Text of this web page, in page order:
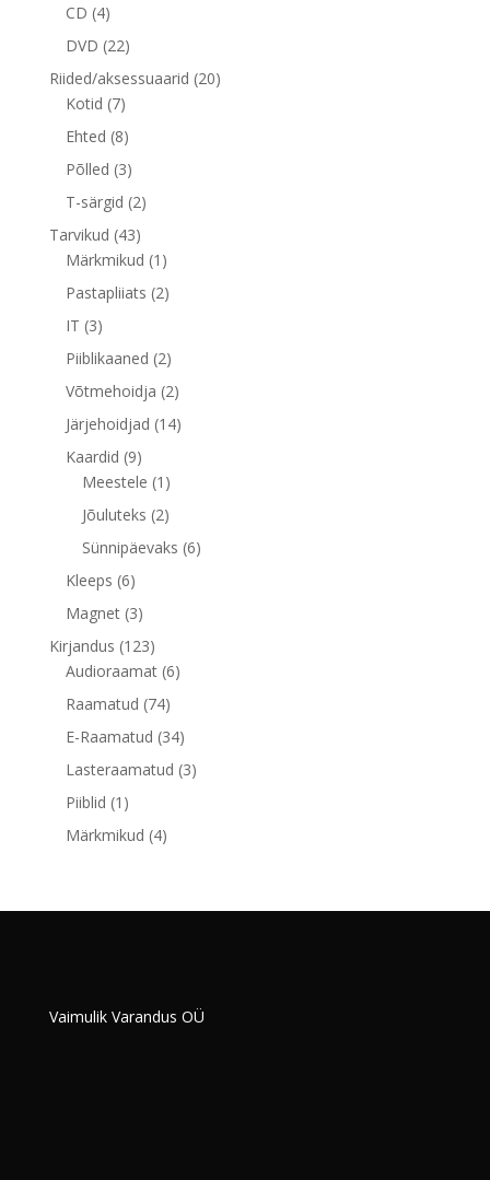
CD 44
toodet
DVD 2222
Riided/aksessuaarid 2020
Kotid 77
toodet
Ehted 88
toodet
Põlled 33
toodet
T-särgid 22
Tarvikud 4343
toodet
Märkmikud 1 1
toode
Pastapliiats 22
IT 33
toodet
Piiblikaaned 22
toodet
Võtmehoidja 22
toodet
Järjehoidjad 1414
Kaardid 99
toodet
Meestele 1 1
toode
Jõuluteks 22
toodet
Sünnipäevaks 66
Kleeps 66
toodet
Magnet 33
toodet
Kirjandus 123123
toodet
Audioraamat 66
Raamatud 7474
toodet
E-Raamatud 3434
toodet
Lasteraamatud 33
Piiblid 1 1
toode
Märkmikud 44
Vaimulik Varandus OÜ